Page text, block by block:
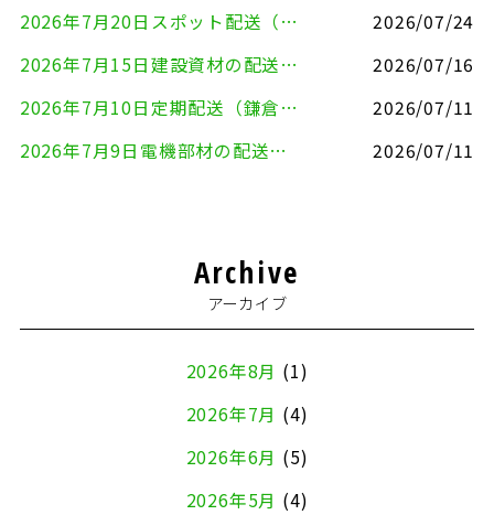
2026年7月20日スポット配送（横浜市金沢区⇒愛知県豊川市）
2026/07/24
2026年7月15日建設資材の配送（横浜市金沢区⇒横須賀市）
2026/07/16
2026年7月10日定期配送（鎌倉市⇔大田区）
2026/07/11
2026年7月9日電機部材の配送（横浜市戸塚区⇒品川区）
2026/07/11
Archive
アーカイブ
2026年8月 (1)
2026年7月 (4)
2026年6月 (5)
2026年5月 (4)